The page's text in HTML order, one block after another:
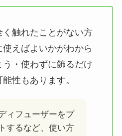
触れたことがない方
えばよいかがわから
・使わずに飾るだけ
性もあります。
ィフューザーをプ
するなど、使い方